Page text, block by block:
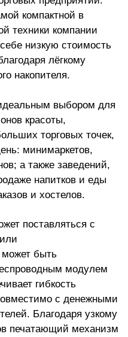
компактной в
техники компании
низкую стоимость
лёгкому
накопителя.
выбором для
красоты,
торговых точек,
минимаркетов,
а также заведений,
напитков и еды
и хостелов.
поставляться с
может быть
модулем
гибкость
с денежными
Благодаря узкому
печатающий механизм